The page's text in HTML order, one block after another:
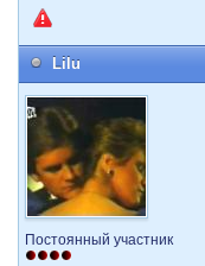
Lilu
Постоянный участник